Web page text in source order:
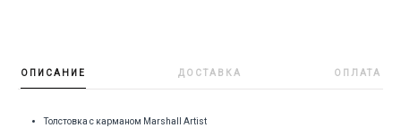
ОПИСАНИЕ ДОСТАВКА ОПЛАТА
Толстовка с карманом Marshall Artist